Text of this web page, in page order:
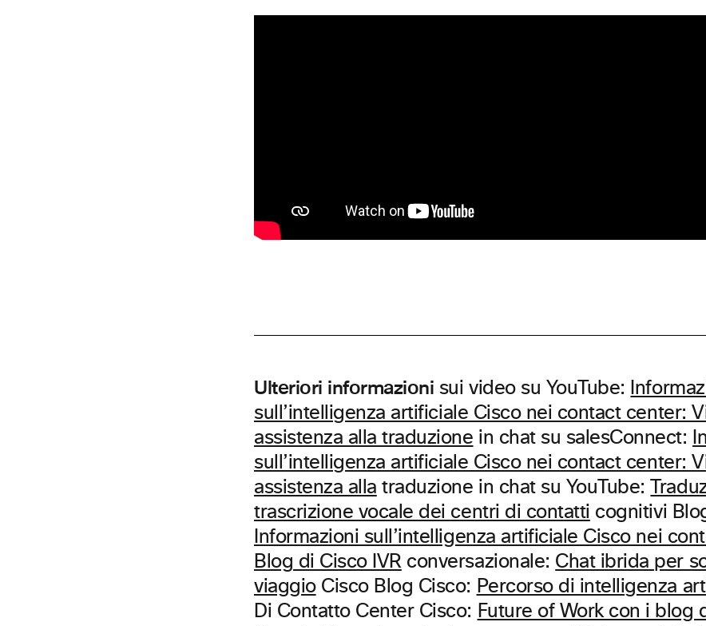
Ulteriori informazioni sui video su YouTube:
sull’intelligenza artificiale Cisco nei contact center:
assistenza alla traduzione in chat su salesConnect:
sull’intelligenza artificiale Cisco nei contact center:
assistenza alla traduzione in chat su YouTube:
trascrizione vocale dei centri di contatti cognitivi
Informazioni sull’intelligenza artificiale Cisco nei
Blog di Cisco IVRconversazionale: Chat ibrida per
viaggioCisco Blog Cisco: Percorso di intelligenza
Di Contatto Center Cisco: Future of Work con i blog